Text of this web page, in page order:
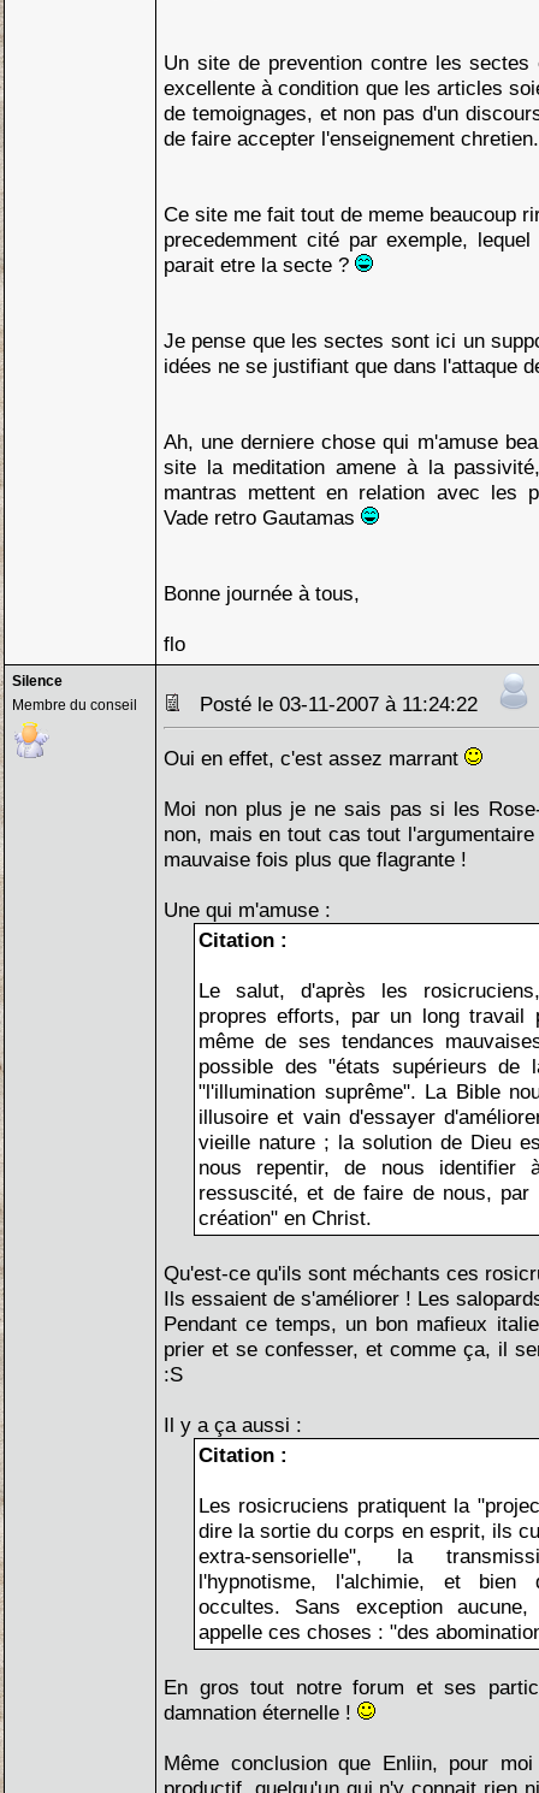
Un site de prevention contre les sectes
excellente à condition que les articles
de temoignages, et non pas d'un
de faire accepter l'enseignement chretien.
Ce site me fait tout de meme beaucoup
precedemment cité par exemple,
parait etre la secte ?
Je pense que les sectes sont ici un
idées ne se justifiant que dans l'attaque
Ah, une derniere chose qui m'amuse
site la meditation amene à la
mantras mettent en relation avec les
Vade retro Gautamas
Bonne journée à tous,
flo
Silence
Membre du conseil
Posté le 03-11-2007 à 11:24:22
Oui en effet, c'est assez marrant
Moi non plus je ne sais pas si les
non, mais en tout cas tout
mauvaise fois plus que flagrante !
Une qui m'amuse :
Citation :
Le salut, d'après les
propres efforts, par un long travail
même de ses tendances
possible des "états supérieurs de
"l'illumination suprême". La Bible
illusoire et vain d'essayer
vieille nature ; la solution de Dieu
nous repentir, de nous
ressuscité, et de faire de nous, par
création" en Christ.
Qu'est-ce qu'ils sont méchants ces
Ils essaient de s'améliorer ! Les
Pendant ce temps, un bon mafieux
prier et se confesser, et comme ça, il
:S
Il y a ça aussi :
Citation :
Les rosicruciens pratiquent la
dire la sortie du corps en esprit, ils
extra-sensorielle", la
l'hypnotisme, l'alchimie, et bien
occultes. Sans exception
appelle ces choses : "des
En gros tout notre forum et ses
damnation éternelle !
Même conclusion que Enliin, pour
productif, quelqu'un qui n'y connait rien